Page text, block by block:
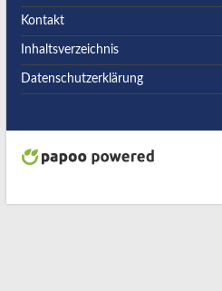
Kontakt
Inhaltsverzeichnis
Datenschutzerklärung